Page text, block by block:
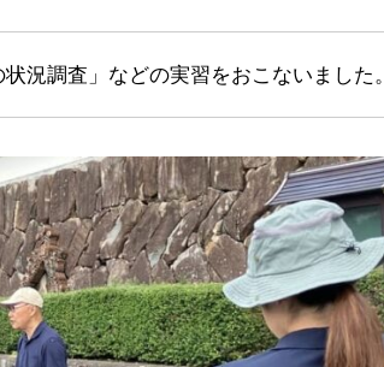
況調査」などの実習をおこないました。